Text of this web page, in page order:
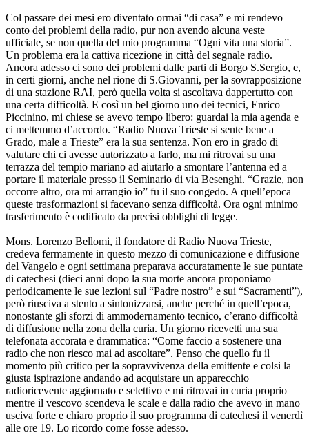
Col passare dei mesi ero diventato ormai “di casa” e mi rendevo
conto dei problemi della radio, pur non avendo alcuna veste
ufficiale, se non quella del mio programma “Ogni vita una storia”.
Un problema era la cattiva ricezione in città del segnale radio.
Ancora adesso ci sono dei problemi dalle parti di Borgo S.Sergio, e,
in certi giorni, anche nel rione di S.Giovanni, per la sovrapposizione
di una stazione RAI, però quella volta si ascoltava dappertutto con
una certa difficoltà. E così un bel giorno uno dei tecnici, Enrico
Piccinino, mi chiese se avevo tempo libero: guardai la mia agenda e
ci mettemmo d’accordo. “Radio Nuova Trieste si sente bene a
Grado, male a Trieste” era la sua sentenza. Non ero in grado di
valutare chi ci avesse autorizzato a farlo, ma mi ritrovai su una
terrazza del tempio mariano ad aiutarlo a smontare l’antenna ed a
portare il materiale presso il Seminario di via Besenghi. “Grazie, non
occorre altro, ora mi arrangio io” fu il suo congedo. A quell’epoca
queste trasformazioni si facevano senza difficoltà. Ora ogni minimo
trasferimento è codificato da precisi obblighi di legge.
Mons. Lorenzo Bellomi, il fondatore di Radio Nuova Trieste,
credeva fermamente in questo mezzo di comunicazione e diffusione
del Vangelo e ogni settimana preparava accuratamente le sue puntate
di catechesi (dieci anni dopo la sua morte ancora proponiamo
periodicamente le sue lezioni sul “Padre nostro” e sui “Sacramenti”),
però riusciva a stento a sintonizzarsi, anche perché in quell’epoca,
nonostante gli sforzi di ammodernamento tecnico, c’erano difficoltà
di diffusione nella zona della curia. Un giorno ricevetti una sua
telefonata accorata e drammatica: “Come faccio a sostenere una
radio che non riesco mai ad ascoltare”. Penso che quello fu il
momento più critico per la sopravvivenza della emittente e colsi la
giusta ispirazione andando ad acquistare un apparecchio
radioricevente aggiornato e selettivo e mi ritrovai in curia proprio
mentre il vescovo scendeva le scale e dalla radio che avevo in mano
usciva forte e chiaro proprio il suo programma di catechesi il venerdì
alle ore 19. Lo ricordo come fosse adesso.